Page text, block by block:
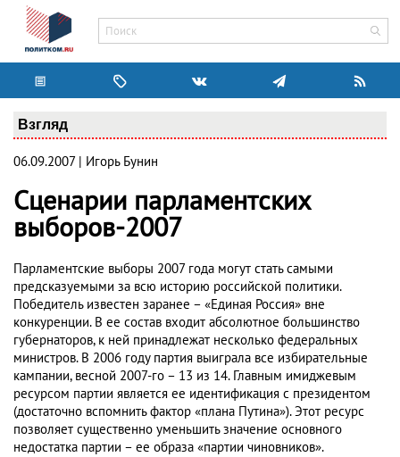
Взгляд
06.09.2007 | Игорь Бунин
Сценарии парламентских
выборов-2007
Парламентские выборы 2007 года могут стать самыми
предсказуемыми за всю историю российской политики.
Победитель известен заранее – «Единая Россия» вне
конкуренции. В ее состав входит абсолютное большинство
губернаторов, к ней принадлежат несколько федеральных
министров. В 2006 году партия выиграла все избирательные
кампании, весной 2007-го – 13 из 14. Главным имиджевым
ресурсом партии является ее идентификация с президентом
(достаточно вспомнить фактор «плана Путина»). Этот ресурс
позволяет существенно уменьшить значение основного
недостатка партии – ее образа «партии чиновников».